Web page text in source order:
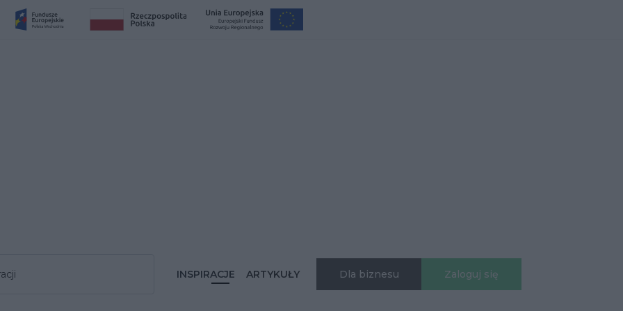
INSPIRACJE ARTYKUŁY Dla biznesu Zaloguj się